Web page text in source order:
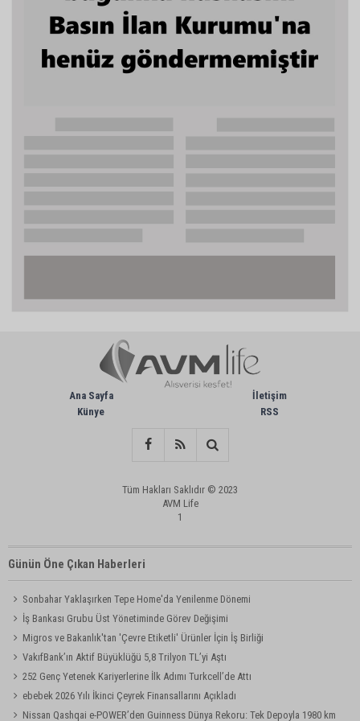
Ana Sayfa
Künye
İletişim
RSS
Tüm Hakları Saklıdır © 2023
AVM Life
1
Günün Öne Çıkan Haberleri
Sonbahar Yaklaşırken Tepe Home'da Yenilenme Dönemi
İş Bankası Grubu Üst Yönetiminde Görev Değişimi
Migros ve Bakanlık'tan 'Çevre Etiketli' Ürünler İçin İş Birliği
VakıfBank’ın Aktif Büyüklüğü 5,8 Trilyon TL’yi Aştı
252 Genç Yetenek Kariyerlerine İlk Adımı Turkcell’de Attı
ebebek 2026 Yılı İkinci Çeyrek Finansallarını Açıkladı
Nissan Qashqai e-POWER’den Guinness Dünya Rekoru: Tek Depoyla 1980 km